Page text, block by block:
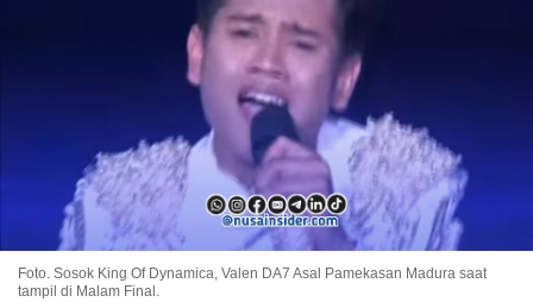
Foto. Sosok King Of Dynamica, Valen DA7 Asal Pamekasan Madura saat
tampil di Malam Final.